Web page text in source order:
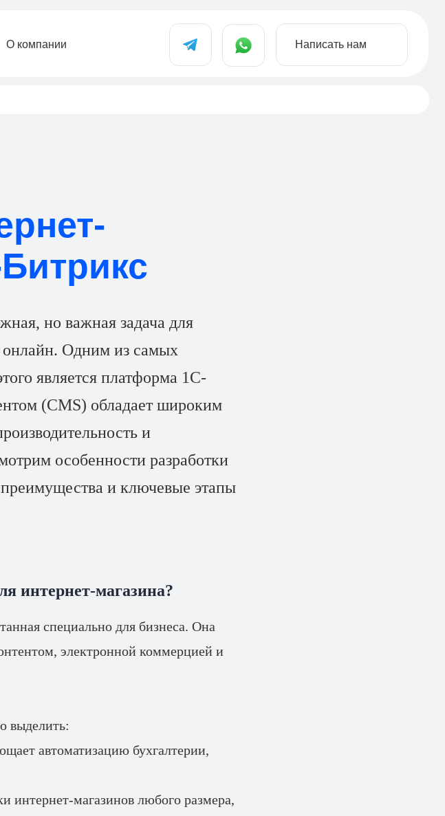
Написать нам
но важная задача для
онлайн. Одним из самых
является платформа 1С-
(CMS) обладает широким
и
особенности разработки
и ключевые этапы
интернет-магазина?
специально для бизнеса. Она
электронной коммерцией и
выделить:
автоматизацию бухгалтерии,
интернет-магазинов любого размера,